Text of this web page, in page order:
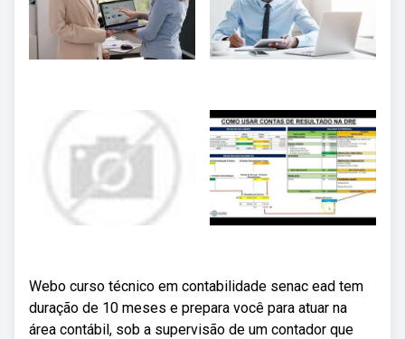
Webo curso técnico em contabilidade senac ead tem
duração de 10 meses e prepara você para atuar na
área contábil, sob a supervisão de um contador que